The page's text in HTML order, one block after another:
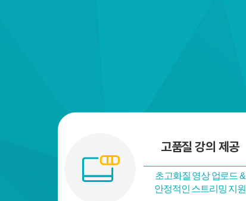
고품질 강의 제공
초고화질 영상 업로드 &
안정적인 스트리밍 지원